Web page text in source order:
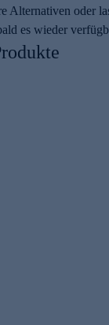
Alternativen oder
es wieder